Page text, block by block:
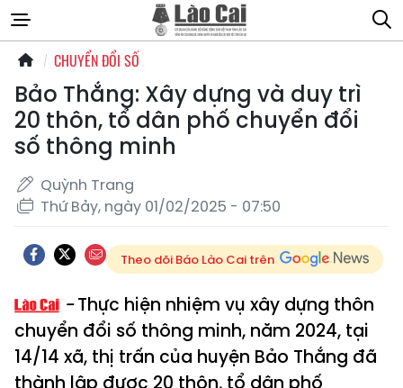
CHUYỂN ĐỔI SỐ
Bảo Thắng: Xây dựng và duy trì
20 thôn, tổ dân phố chuyển đổi
số thông minh
Quỳnh Trang
Thứ Bảy, ngày 01/02/2025 - 07:50
Theo dõi Báo Lào Cai trên
Thực hiện nhiệm vụ xây dựng thôn
chuyển đổi số thông minh, năm 2024, tại
14/14 xã, thị trấn của huyện Bảo Thắng đã
thành lập được 20 thôn, tổ dân phố